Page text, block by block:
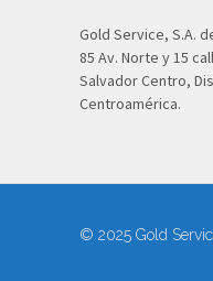
Gold Service, S.A.
85 Av. Norte y 15
Salvador Centro,
Centroamérica.
© 2025 Gold